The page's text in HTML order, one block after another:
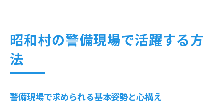
昭和村の警備現場で活躍する方
法
警備現場で求められる基本姿勢と心構え